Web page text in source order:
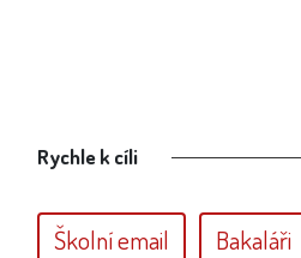
Rychle k cíli
Školní email Bakaláři